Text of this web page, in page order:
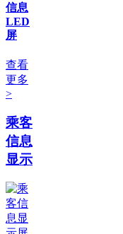
信息
LED
屏
查看
更多
>
乘客
信息
显示